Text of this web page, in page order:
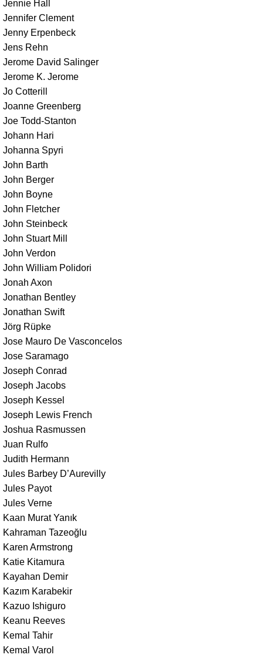
Jennie Hall
Jennifer Clement
Jenny Erpenbeck
Jens Rehn
Jerome David Salinger
Jerome K. Jerome
Jo Cotterill
Joanne Greenberg
Joe Todd-Stanton
Johann Hari
Johanna Spyri
John Barth
John Berger
John Boyne
John Fletcher
John Steinbeck
John Stuart Mill
John Verdon
John William Polidori
Jonah Axon
Jonathan Bentley
Jonathan Swift
Jörg Rüpke
Jose Mauro De Vasconcelos
Jose Saramago
Joseph Conrad
Joseph Jacobs
Joseph Kessel
Joseph Lewis French
Joshua Rasmussen
Juan Rulfo
Judith Hermann
Jules Barbey D’Aurevilly
Jules Payot
Jules Verne
Kaan Murat Yanık
Kahraman Tazeoğlu
Karen Armstrong
Katie Kitamura
Kayahan Demir
Kazım Karabekir
Kazuo Ishiguro
Keanu Reeves
Kemal Tahir
Kemal Varol